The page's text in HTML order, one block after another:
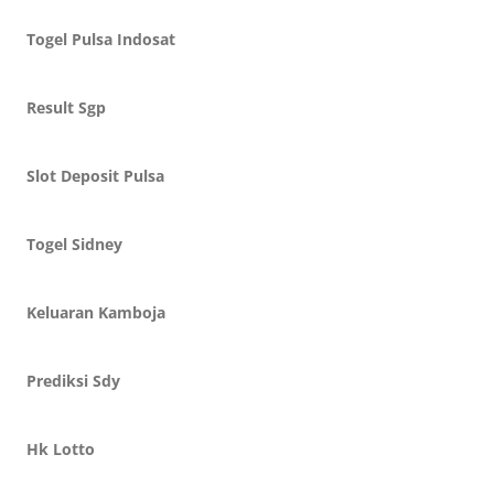
Togel Pulsa Indosat
Result Sgp
Slot Deposit Pulsa
Togel Sidney
Keluaran Kamboja
Prediksi Sdy
Hk Lotto